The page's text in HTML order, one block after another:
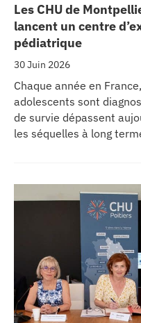
Les CHU de
lancent un centre
pédiatrique
30 Juin 2026
Chaque année en
adolescents sont
de survie dépassent
les séquelles à long
l’Oncopole Claudius
lancent CIRCLE, un
dédié aux cancers